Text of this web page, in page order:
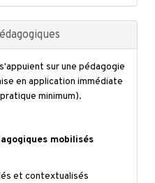
sur une pédagogie
en application immédiate
minimum).
mobilisés
et contextualisés